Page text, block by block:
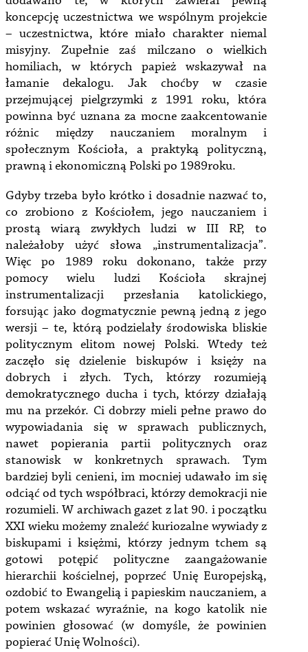
koncepcję uczestnictwa we wspólnym projekcie
– uczestnictwa, które miało charakter niemal
misyjny. Zupełnie zaś milczano o wielkich
homiliach, w których papież wskazywał na
łamanie dekalogu. Jak choćby w czasie
przejmującej pielgrzymki z 1991 roku, która
powinna być uznana za mocne zaakcentowanie
różnic między nauczaniem moralnym i
społecznym Kościoła, a praktyką polityczną,
prawną i ekonomiczną Polski po 1989roku.
Gdyby trzeba było krótko i dosadnie nazwać to,
co zrobiono z Kościołem, jego nauczaniem i
prostą wiarą zwykłych ludzi w III RP, to
należałoby użyć słowa „instrumentalizacja”.
Więc po 1989 roku dokonano, także przy
pomocy wielu ludzi Kościoła skrajnej
instrumentalizacji przesłania katolickiego,
forsując jako dogmatycznie pewną jedną z jego
wersji – te, którą podzielały środowiska bliskie
politycznym elitom nowej Polski. Wtedy też
zaczęło się dzielenie biskupów i księży na
dobrych i złych. Tych, którzy rozumieją
demokratycznego ducha i tych, którzy działają
mu na przekór. Ci dobrzy mieli pełne prawo do
wypowiadania się w sprawach publicznych,
nawet popierania partii politycznych oraz
stanowisk w konkretnych sprawach. Tym
bardziej byli cenieni, im mocniej udawało im się
odciąć od tych współbraci, którzy demokracji nie
rozumieli. W archiwach gazet z lat 90. i początku
XXI wieku możemy znaleźć kuriozalne wywiady z
biskupami i księżmi, którzy jednym tchem są
gotowi potępić polityczne zaangażowanie
hierarchii kościelnej, poprzeć Unię Europejską,
ozdobić to Ewangelią i papieskim nauczaniem, a
potem wskazać wyraźnie, na kogo katolik nie
powinien głosować (w domyśle, że powinien
popierać Unię Wolności).